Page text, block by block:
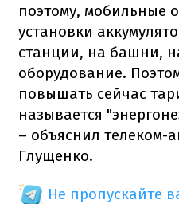
поэтому, мобильные
установки
станции, на башни,
оборудование.
повышать сейчас
называется
– объяснил телеком-
Глущенко.
Не пропускайте